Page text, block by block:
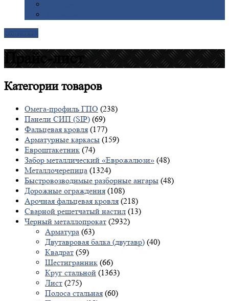
Прайс-лист
Категориитоваров
Омега-профиль ГПО (238)
Панели СИП (SIP) (69)
Фальцевая кровля (177)
Арматурные каркасы (159)
Евроштакетник (74)
Забор металлический «Еврожалюзи» (48)
Металлочерепица (1324)
Быстровозводимые разборные ангары (48)
Дорожные ограждения (108)
Арочная фальцевая кровля (218)
Сварной решетчатый настил (13)
Черный металлопрокат (2932)
Арматура (63)
Двутавровая балка (двутавр) (40)
Квадрат (59)
Шестигранник (66)
Круг стальной (1363)
Лист (275)
Полоса стальная (60)